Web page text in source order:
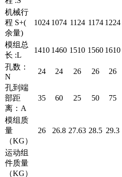
机械行
程 S+(
余量)
1024 1074 1124 1174 1224
模组总
长 :L
1410 1460 1510 1560 1610
孔数：
N
24 24 26 26 26
孔到端
部距
离：A
35 60 25 50 75
模组质
量
（KG）
26 26.8 27.63 28.5 29.3
运动组
件质量
（KG）